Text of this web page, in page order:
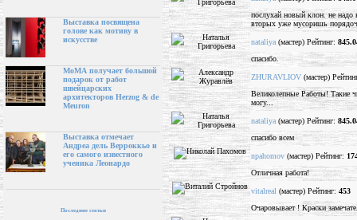
Выставка посвящена
голове как мотиву в
искусстве
МоМА получает большой
подарок от работ
швейцарских
архитекторов Herzog & de
Meuron
Выставка отмечает
Андреа дель Верроккьо и
его самого известного
ученика Леонардо
Последние статьи
послухай новый клон. не надо
вторых уже мусоришь
nataliya (мастер) Рейтинг:
спасибо.
ZHURAVLIOV (мастер)
Великолепные Работы! Такие
могу...
nataliya (мастер) Рейтинг:
спасибо всем
npahomov (мастер) Рейтинг:
Отличная работа!
vitalreal (мастер) Рейтинг: 453
Очаровывает ! Краски